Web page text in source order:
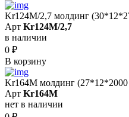
Kr124M/2,7 молдинг
Арт Kr124M/2,7
в наличии
0 ₽
В корзину
Kr164M молдинг
Арт Kr164M
нет в наличии